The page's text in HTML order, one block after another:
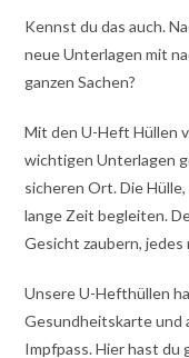
Kennst du das auch.
neue Unterlagen mit
ganzen Sachen?
Mit den U-Heft Hüllen
wichtigen Unterlagen
sicheren Ort. Die
lange Zeit begleiten.
Gesicht zaubern, jedes
Unsere U-Hefthüllen
Gesundheitskarte und
Impfpass. Hier hast